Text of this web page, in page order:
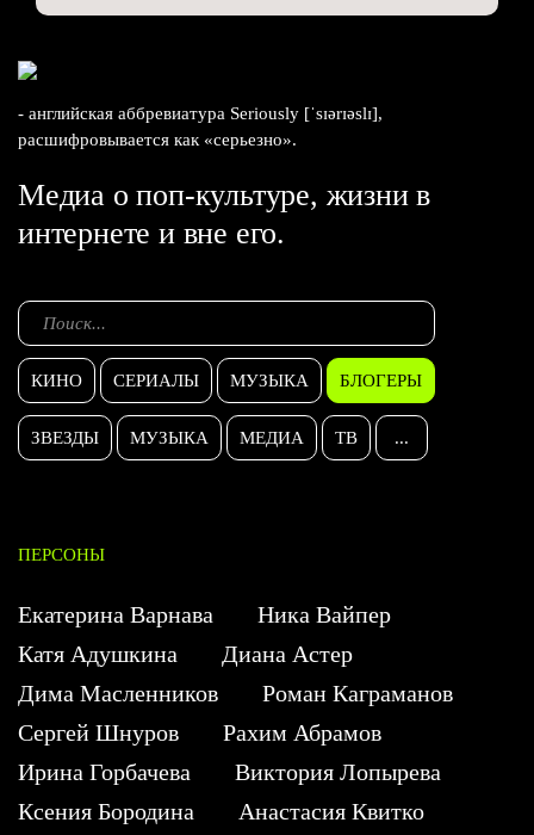
- английская аббревиатура Seriously [ˈsɪərɪəslɪ],
расшифровывается как «серьезно».
Медиа о поп-культуре, жизни в
интернете и вне его.
КИНО СЕРИАЛЫ МУЗЫКА БЛОГЕРЫ
ЗВЕЗДЫ МУЗЫКА МЕДИА ТВ ...
ПЕРСОНЫ
Екатерина Варнава
Ника Вайпер
Катя Адушкина
Диана Астер
Дима Масленников
Роман Каграманов
Сергей Шнуров
Рахим Абрамов
Ирина Горбачева
Виктория Лопырева
Ксения Бородина
Анастасия Квитко